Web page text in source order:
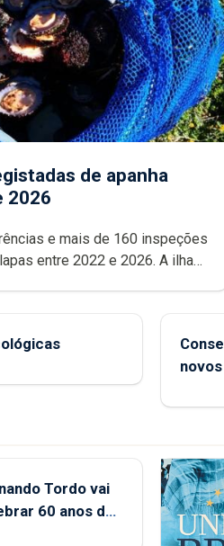
de apanha
2026
de 160 inspeções
2022 e 2026. A ilha
Tordo vai
60 anos de